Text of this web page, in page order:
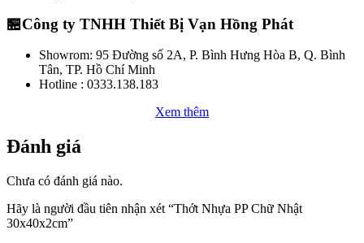
🏪Công ty TNHH Thiết Bị Vạn Hồng Phát
Showrom: 95 Đường số 2A, P. Bình Hưng Hòa B, Q. Bình
Tân, TP. Hồ Chí Minh
Hotline : 0333.138.183
Xem thêm
Đánh giá
Chưa có đánh giá nào.
Hãy là người đầu tiên nhận xét “Thớt Nhựa PP Chữ Nhật
30x40x2cm”